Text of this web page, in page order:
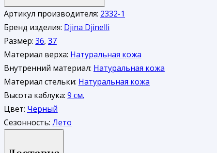
Артикул производителя: 2332-1
Бренд изделия: Djina Djinelli
Размер: 36, 37
Материал верха: Натуральная кожа
Внутренний материал: Натуральная кожа
Материал стельки: Натуральная кожа
Высота каблука: 9 см.
Цвет: Черный
Сезонность: Лето